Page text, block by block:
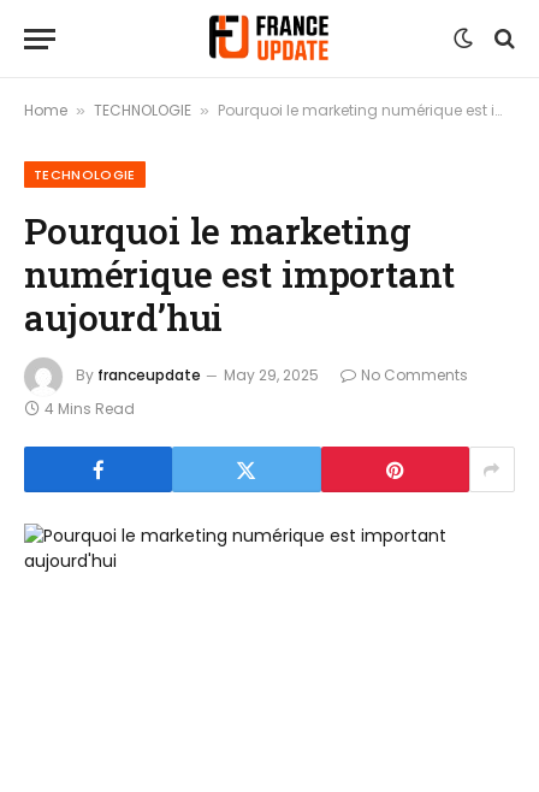
Home » TECHNOLOGIE » Pourquoi le marketing numérique est important aujourd’hui
TECHNOLOGIE
Pourquoi le marketing
numérique est important
aujourd’hui
By franceupdate May 29, 2025
No Comments
4 Mins Read